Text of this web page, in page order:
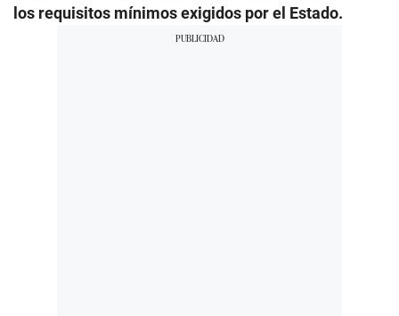
los requisitos mínimos exigidos por el Estado.